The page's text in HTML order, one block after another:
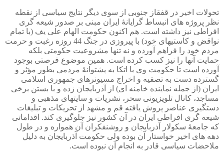
تحولات اخیر در قفقاز جنوبی از سوی دیگر نتایج سیاسی از نقطه
نظر پروژه های انبساط گرایانۀ ایران مبنی بر صدور شیعه گری
افراطی نیز داشته است. هم اکنون حکومت الهام علی یف (با تمام
نواقض و کاستیهای خود) با پیروزی در جنگ 44 روزه رغبت و حرمت
مردم خود را فراهم آورده و نه تنها مشروعیت حکومتی بلکه
حمایت آنها را نیز کسب کرده است. همین موضوع فرصتی بوجود
آورده است تا حکومت وی با اتکا به پشتوانۀ مردمی بطور مؤثر و
گسترده دست به تصفیه و اخراج مسیونرهای جمهوری اسلامی
ایران (از جمله نماینده خامنه ای) از آذربایجان زده و با بستن برخی
مساجد، کانال تلویزیونی سحر، نشریات و سایتهای مذهبی و
دستگیری عناصر پروش یافته قم و مشهد از تحریکات و تبلیغات
شیعه گری افراطی ایران در آن کشور نیز جلوگیری کند. اقداماتی
که جامعۀ سکولار آذربایجان و روشنفکران آن همواره و در طول
دهه های اخیر خواستار آن بوده ولی حکومت آذربایجان به دلیل
ملاحضات سیاسی قادر به انجام آن نبوده است.